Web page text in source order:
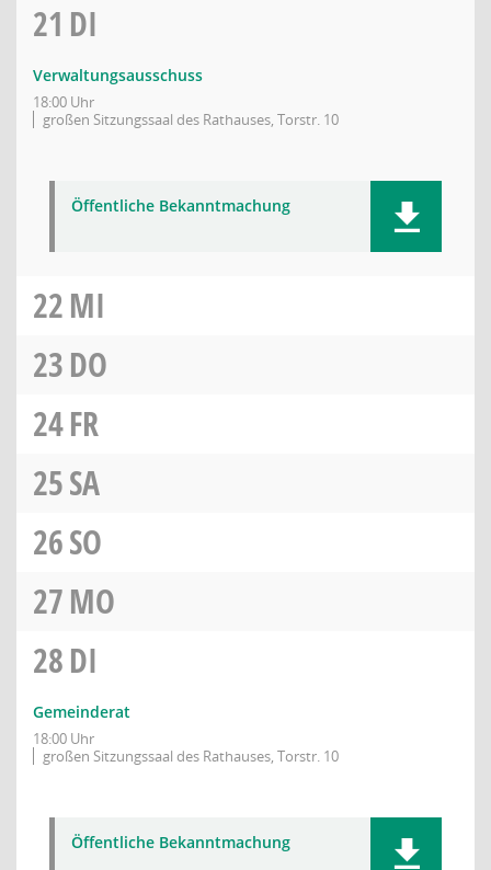
21 DI
Verwaltungsausschuss
18:00 Uhr
großen Sitzungssaal des Rathauses, Torstr. 10
Öffentliche Bekanntmachung
22MI
23DO
24FR
25SA
26SO
27MO
28DI
Gemeinderat
18:00 Uhr
großen Sitzungssaal des Rathauses, Torstr. 10
Öffentliche Bekanntmachung